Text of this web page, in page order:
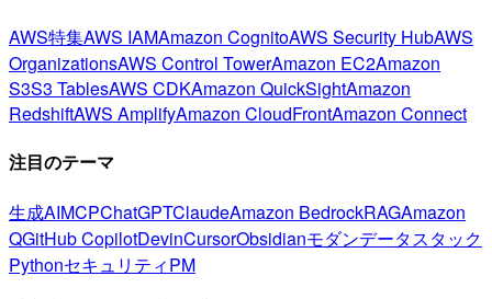
AWS特集AWS IAMAmazon CognitoAWS Security HubAWS
OrganizationsAWS Control TowerAmazon EC2Amazon
S3S3 TablesAWS CDKAmazon QuickSightAmazon
RedshiftAWS AmplifyAmazon CloudFrontAmazon Connect
注目のテーマ
生成AIMCPChatGPTClaudeAmazon BedrockRAGAmazon
QGitHub CopilotDevinCursorObsidianモダンデータスタック
PythonセキュリティPM